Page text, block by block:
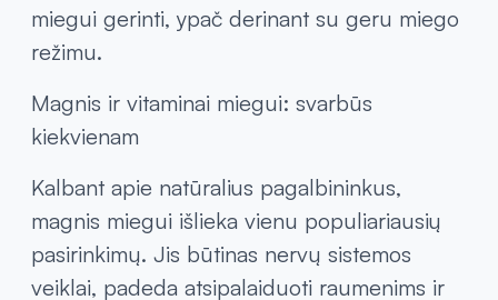
miegui gerinti, ypač derinant su geru miego
režimu.
Magnis ir vitaminai miegui: svarbūs
kiekvienam
Kalbant apie natūralius pagalbininkus,
magnis miegui išlieka vienu populiariausių
pasirinkimų. Jis būtinas nervų sistemos
veiklai, padeda atsipalaiduoti raumenims ir